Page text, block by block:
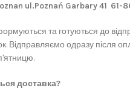
ul.Poznań Garbary 41 61-
та готуються до
Відправляємо одразу після
доставка?